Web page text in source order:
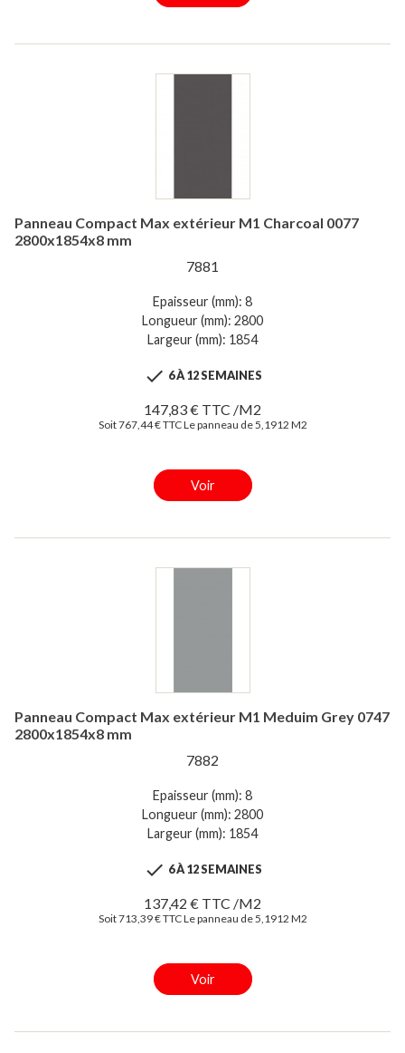
Panneau Compact Max extérieur M1 Charcoal 0077
2800x1854x8 mm
7881
Epaisseur (mm): 8
Longueur (mm): 2800
Largeur (mm): 1854
 6 À 12 SEMAINES
147,83 € TTC /M2
Soit 767,44 € TTC Le panneau de 5,1912 M2
Voir
Panneau Compact Max extérieur M1 Meduim Grey 0747
2800x1854x8 mm
7882
Epaisseur (mm): 8
Longueur (mm): 2800
Largeur (mm): 1854
 6 À 12 SEMAINES
137,42 € TTC /M2
Soit 713,39 € TTC Le panneau de 5,1912 M2
Voir